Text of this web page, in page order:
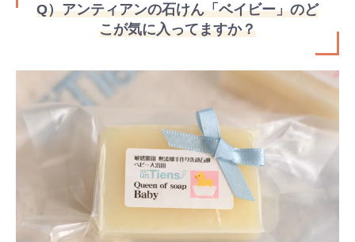
Q）アンティアンの石けん「ベイビー」のど
こが気に入ってますか？